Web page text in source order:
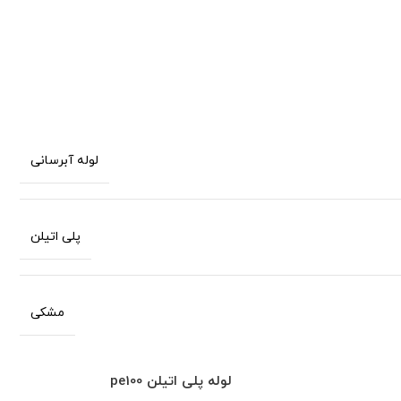
لوله آبرسانی
پلی اتیلن
مشکی
لوله پلی اتیلنpe100